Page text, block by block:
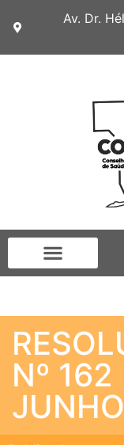
Av. Dr.
Nº 162